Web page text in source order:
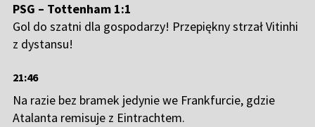
PSG – Tottenham 1:1
Gol do szatni dla gospodarzy! Przepiękny strzał Vitinhi
z dystansu!
21:46
Na razie bez bramek jedynie we Frankfurcie, gdzie
Atalanta remisuje z Eintrachtem.